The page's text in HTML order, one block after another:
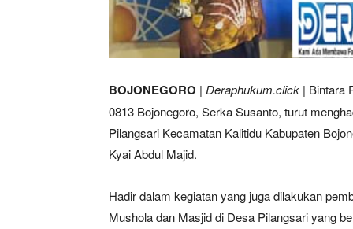
BOJONEGORO | Deraphukum.click | Bintara
0813 Bojonegoro, Serka Susanto, turut
Pilangsari Kecamatan Kalitidu Kabupaten
Kyai Abdul Majid.
Hadir dalam kegiatan yang juga dilakukan
Mushola dan Masjid di Desa Pilangsari yang